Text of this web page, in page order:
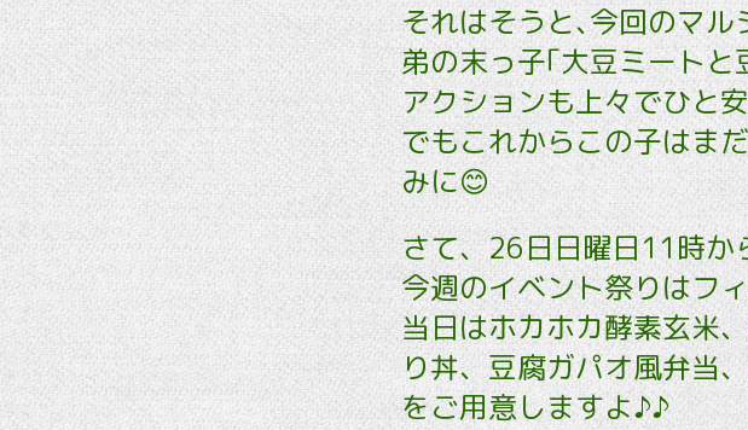
それはそうと､今回のマ
弟の末っ子｢大豆ミート
アクションも上々でひと
でもこれからこの子はま
みに😊
さて、26日日曜日11時か
今週のイベント祭りはフ
当日はホカホカ酵素玄米
り丼、豆腐ガパオ風弁当
をご用意しますよ♪♪